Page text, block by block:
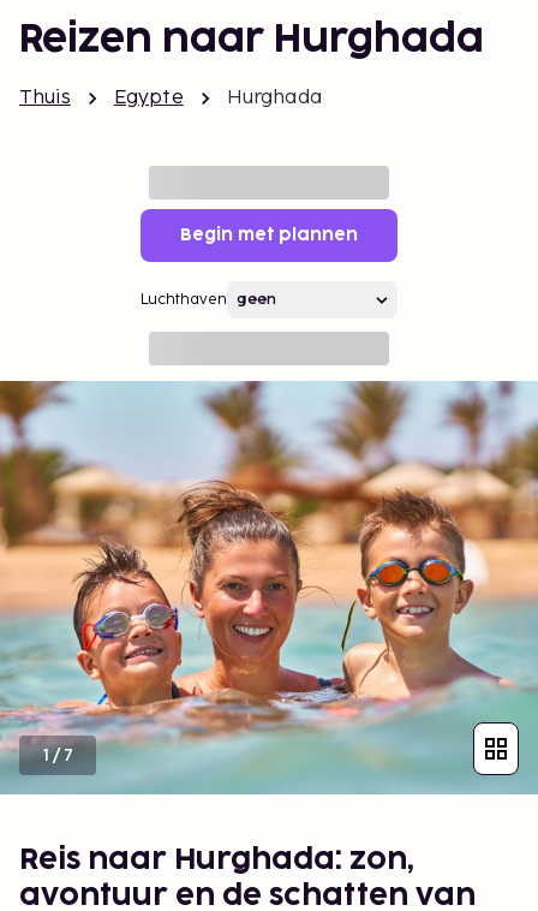
Reizen naar Hurghada
Thuis Egypte Hurghada
Begin met plannen
Luchthaven
1/7
Reis naar Hurghada: zon,
avontuur en de schatten van